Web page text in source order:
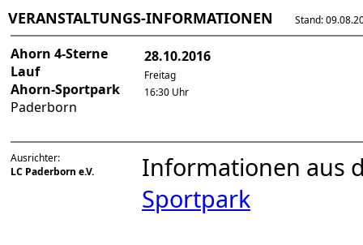
VERANSTALTUNGS-INFORMATIONEN Stand:
Ahorn 4-Sterne
Lauf
Ahorn-Sportpark
Paderborn
28.10.2016
Freitag
16:30 Uhr
Ausrichter:
LC Paderborn e.V.
Informationen aus
Sportpark